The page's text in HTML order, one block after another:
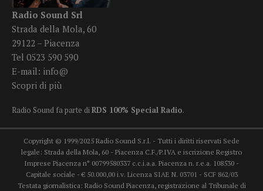
Radio Sound Srl
Strada della Mola, 60
29122 – Piacenza
Tel 0523 590 590
E-mail: info@
Scopri di più
Radio Sound fa parte diRDS 100% Special Radio.
Copyright © 1999/2025 Radio Sound S.r.l. - Tutti i diritti riservati Sede
legale: Strada della Mola, 60 - Piacenza C.F./P.IVA e iscrizione Registro
Imprese Piacenza n° 00799580337 c.c.i.a.a. Piacenza n. r.e.a. 108530 -
Capitale sociale - € 50.000,00 i.v. Licenza SIAE N. 03701 - SCF 862/03
Testata giornalistica: Radio Sound Piacenza, registrazione al Tribunale di